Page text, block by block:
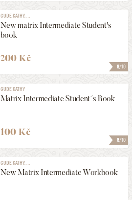
8/10
GUDE KATHY, ...
New matrix Intermediate Student's
book
200 Kč
8/10
GUDE KATHY
Matrix Intermediate Student´s Book
100 Kč
GUDE KATHY, ...
New Matrix Intermediate Workbook